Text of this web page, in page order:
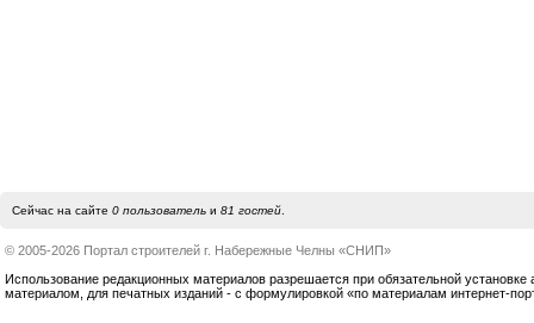
Сейчас на сайте 0 пользовательи 81 гостей.
© 2005-2026 Портал строителей г. Набережные Челны «СНИП»
Использование редакционных материалов разрешается при обязательной установке
материалом, для печатных изданий - с формулировкой «по материалам интернет-